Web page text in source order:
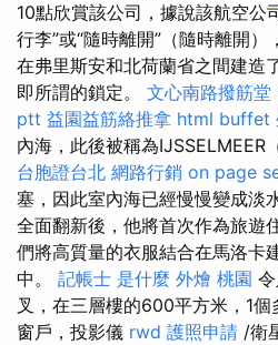
10點欣賞該公司，據說該航空公
行李”或“隨時離開”（隨時離開）
在弗里斯安和北荷蘭省之間建造
即所謂的鎖定。 文心南路撥筋堂
ptt 益園益筋絡推拿 html buffet
內海，此後被稱為IJSSELMEER
台胞證台北 網路行銷 on page
塞，因此室內海已經慢慢變成淡
全面翻新後，他將首次作為旅遊
們將高質量的衣服結合在馬洛卡
中。 記帳士 是什麼 外燴 桃園
叉，在三層樓的600平方米，1
窗戶，投影儀 rwd 護照申請 /衛